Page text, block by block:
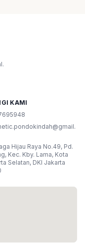
KAMI
Hijau Raya No.49, Pd.
Kec. Kby. Lama, Kota
Selatan, DKI Jakarta